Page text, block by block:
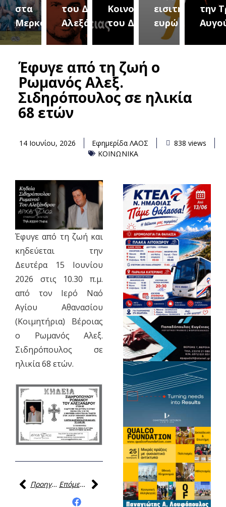
του Δήμου
Αλεξάνδρειας
Κοινοτήτων
του Δήμου
εισιτήριο 2
ευρώ
την Τρίτη 18
Αυγούστουτου
Έφυγε από τη ζωή ο
Ρωμανός Αλεξ.
Σιδηρόπουλος σε ηλικία
68 ετών
14 Ιουνίου, 2026 Εφημερίδα ΛΑΟΣ
838 views
ΚΟΙΝΩΝΙΚΑ
Έφυγε από τη ζωή και
κηδεύεται την
Δευτέρα 15 Ιουνίου
2026 στις 10.30 π.μ.
από τον Ιερό Ναό
Αγίου Αθανασίου
(Κοιμητήρια) Βέροιας
ο Ρωμανός Αλεξ.
Σιδηρόπουλος σε
ηλικία 68 ετών.
Προηγούμενη
Επόμενη